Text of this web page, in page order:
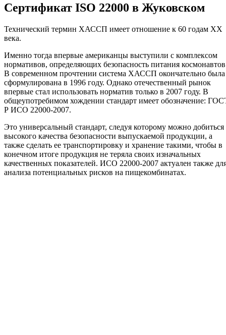
Сертификат ISO 22000 в Жуковском
Технический термин ХАССП имеет отношение к 60 годам XX
века.
Именно тогда впервые американцы выступили с комплексом
нормативов, определяющих безопасность питания
В современном прочтении система ХАССП окончательно была
сформулирована в 1996 году. Однако отечественный рынок
впервые стал использовать норматив только в 2007 году. В
общеупотребимом хождении стандарт имеет обозначение:
Р ИСО 22000-2007.
Это универсальный стандарт, следуя которому можно добиться
высокого качества безопасности выпускаемой продукции, а
также сделать ее транспортировку и хранение такими, чтобы в
конечном итоге продукция не теряла своих изначальных
качественных показателей. ИСО 22000-2007 актуален также
анализа потенциальных рисков на пищекомбинатах.